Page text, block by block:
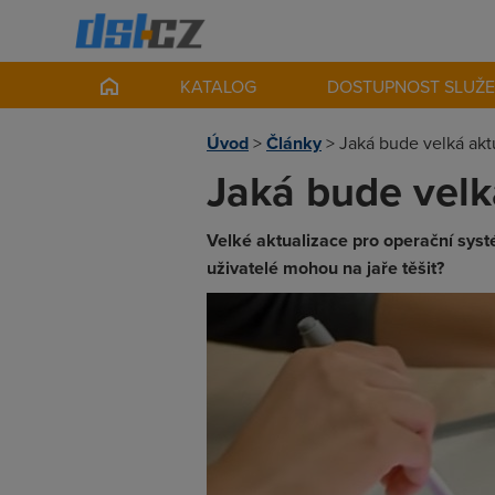
KATALOG DOSTUPNOST
Úvod>Články>Jaká bude velká
Jaká bude
Velké aktualizace pro operační
uživatelé mohou na jaře těšit?